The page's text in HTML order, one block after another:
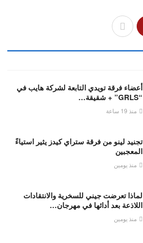
أعضاء فرقة تويدي التابعة لشركة هايب في
“GRLS” + شقيقة…
منذ 19 ساعة
تجنيد لينو من فرقة ستراي كيدز يثير استياءً
المعجبين
منذ يومين
لماذا تعرضت جيني للسخرية والانتقادات
اللاذعة بعد أدائها في مهرجان…
منذ يومين